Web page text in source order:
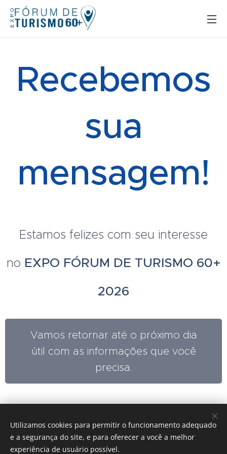
Recebemos
sua
mensagem!
Estamos felizes com seu interesse
no EXPO FÓRUM DE TURISMO 60+
2026
Vamos retornar até o próximo dia
útil com as informações que você
precisa.
© Todos os diretos reservados - EXPO FÓRUM DE TURISMO
60+
Rua Mario de Andrade, 48, Sala 1616, Barra Funda, São Paulo -
Utilizamos cookies para permitir o funcionamento adequado
e a segurança do site, e para oferecer a você a melhor
experiência de usuário possível.